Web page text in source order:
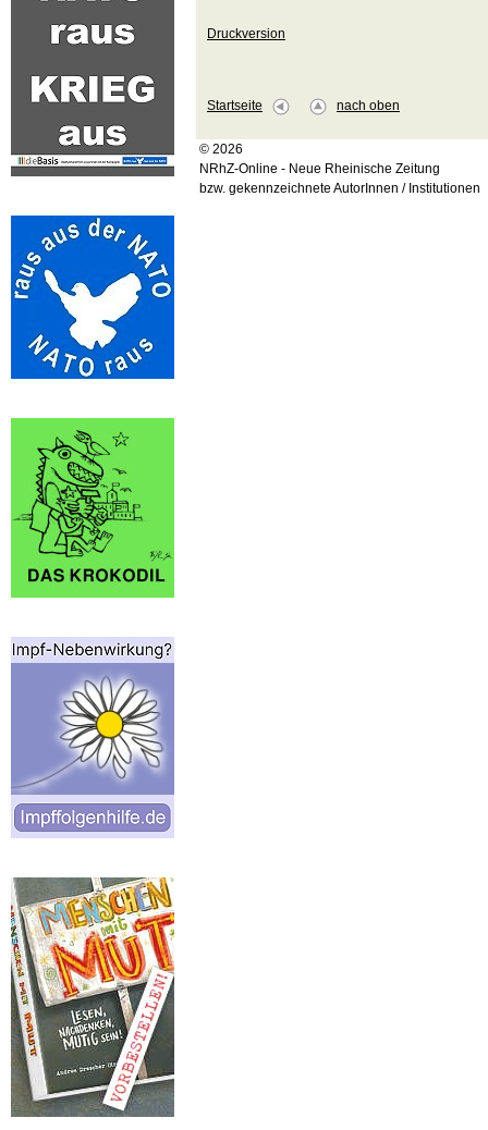
Druckversion
Startseite nach oben
© 2026
NRhZ-Online - Neue Rheinische Zeitung
bzw. gekennzeichnete AutorInnen / Institutionen